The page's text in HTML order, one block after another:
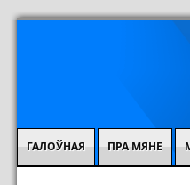
ГАЛОЎНАЯ ПРА МЯНЕ